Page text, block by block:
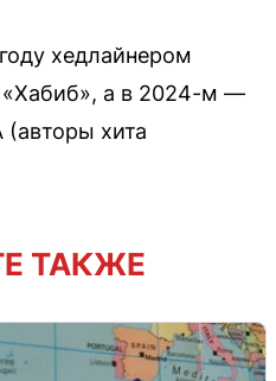
хедлайнером
«Хабиб», а в 2024-м —
(авторы хита
ТАКЖЕ